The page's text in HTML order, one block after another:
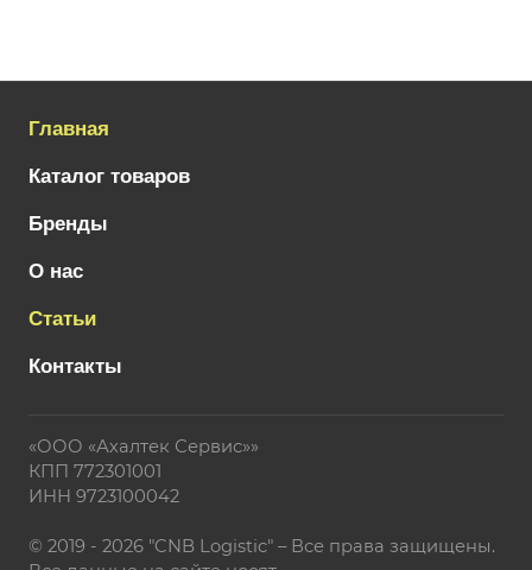
Главная
Каталог товаров
Бренды
О нас
Статьи
Контакты
«ООО «Ахалтек Сервис»»
КПП 772301001
ИНН 9723100042
© 2019 - 2026 "CNB Logistic" – Все права защищены.